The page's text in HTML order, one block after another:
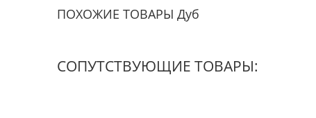
ПОХОЖИЕ ТОВАРЫ Дуб
СОПУТСТВУЮЩИЕ ТОВАРЫ: